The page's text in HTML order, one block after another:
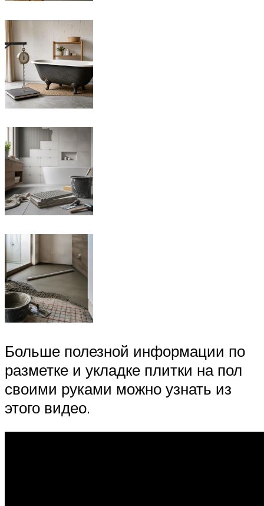
Больше полезной информации по
разметке и укладке плитки на пол
своими руками можно узнать из
этого видео.